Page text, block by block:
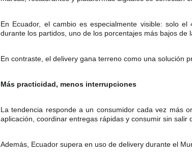
En Ecuador, el cambio es especialmente visible: solo
durante los partidos, uno de los porcentajes más bajos de
En contraste, el delivery gana terreno como una solución
Más practicidad, menos interrupciones
La tendencia responde a un consumidor cada vez más
aplicación, coordinar entregas rápidas y consumir sin
Además, Ecuador supera en uso de delivery durante el